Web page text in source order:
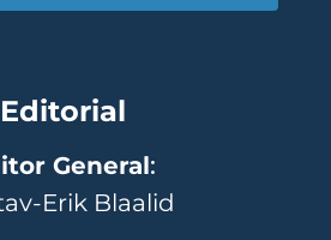
Editorial
General:
Erik Blaalid